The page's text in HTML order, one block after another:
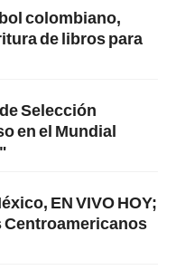
colombiano,
de libros para
Selección
en el Mundial
EN VIVO HOY;
Centroamericanos